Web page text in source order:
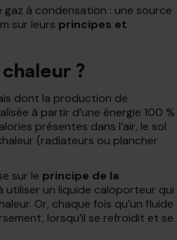
à condensation : une source
sur leurs principes et
?
dont la production de
à partir d’une énergie 100 %
présentes dans l’air, le sol
(radiateurs ou plancher
sur le principe de la
utiliser un liquide caloporteur qui
Or, chaque fois qu’un fluide
lorsqu’il se refroidit et se